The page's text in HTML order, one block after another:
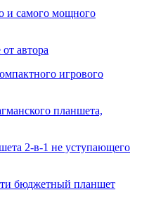
и самого мощного
автора
игрового
планшета,
2-в-1 не уступающего
бюджетный планшет